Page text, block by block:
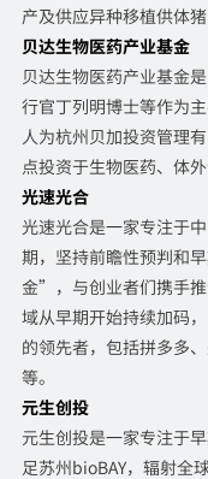
产及供应异种移植供体
贝达生物医药产业基金
贝达生物医药产业基金
行官丁列明博士等作为
人为杭州贝加投资管理
点投资于生物医药、体
光速光合
光速光合是一家专注于
期，坚持前瞻性预判和
金”，与创业者们携手
域从早期开始持续加码
的领先者，包括拼多多
等。
元生创投
元生创投是一家专注于
足苏州bioBAY，辐射全